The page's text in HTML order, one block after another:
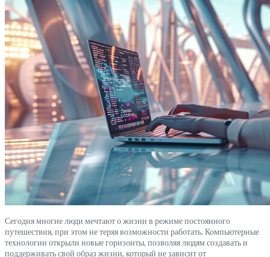
Сегодня многие люди мечтают о жизни в режиме постоянного
путешествия, при этом не теряя возможности работать. Компьютерные
технологии открыли новые горизонты, позволяя людям создавать и
поддерживать свой образ жизни, который не зависит от